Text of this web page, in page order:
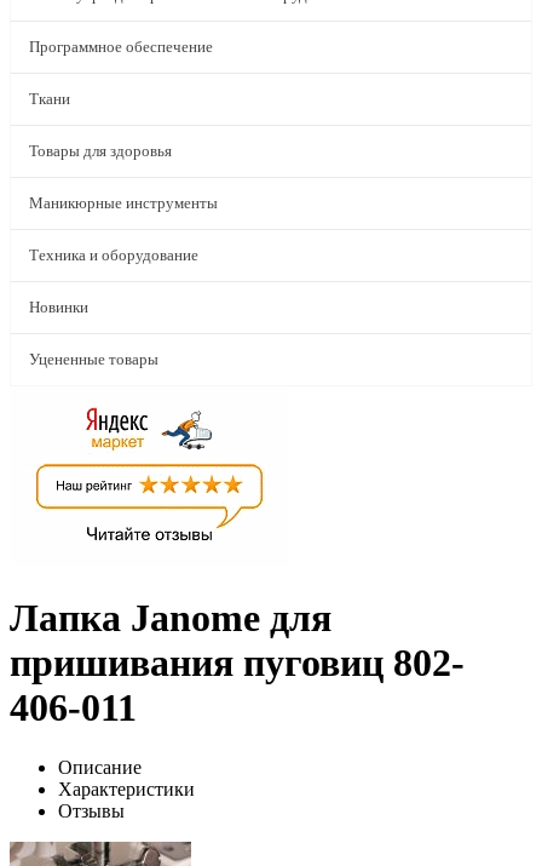
Программное обеспечение
Ткани
Товары для здоровья
Маникюрные инструменты
Техника и оборудование
Новинки
Уцененные товары
Лапка Janome для
пришивания пуговиц 802-
406-011
Описание
Характеристики
Отзывы